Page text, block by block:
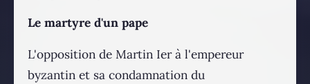
Le martyre d'un pape
L'opposition de Martin Ier à l'empereur
byzantin et sa condamnation du